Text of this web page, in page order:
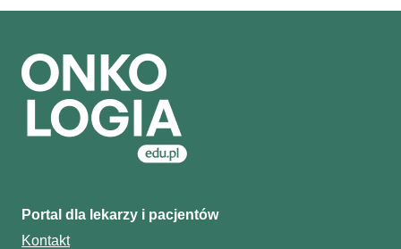
Portal dla lekarzy i pacjentów
Kontakt